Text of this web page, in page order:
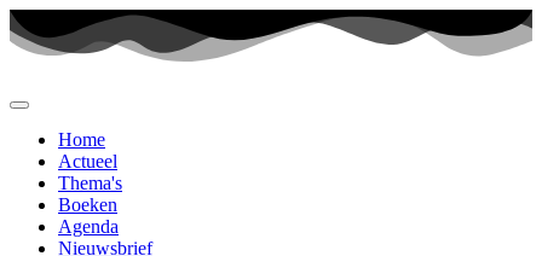
Ga
naar
Home
Actueel
Thema's
Boeken
Agenda
Nieuwsbrief